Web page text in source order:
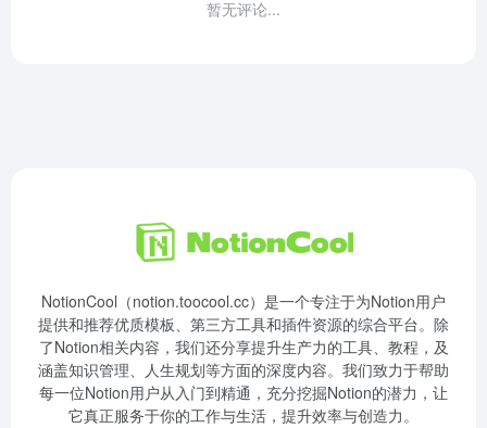
暂无评论...
NotionCool（notion.toocool.cc）是一个专注于为Notion用户
提供和推荐优质模板、第三方工具和插件资源的综合平台。除
了Notion相关内容，我们还分享提升生产力的工具、教程，及
涵盖知识管理、人生规划等方面的深度内容。我们致力于帮助
每一位Notion用户从入门到精通，充分挖掘Notion的潜力，让
它真正服务于你的工作与生活，提升效率与创造力。